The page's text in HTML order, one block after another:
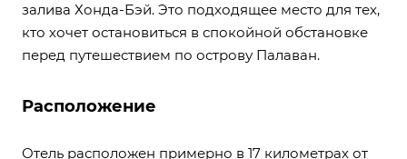
залива Хонда-Бэй. Это подходящее место для тех,
кто хочет остановиться в спокойной обстановке
перед путешествием по острову Палаван.
Расположение
Отель расположен примерно в 17 километрах от